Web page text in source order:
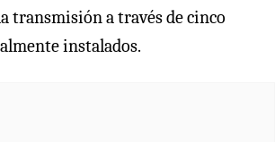
transmisión a través de cinco
instalados.